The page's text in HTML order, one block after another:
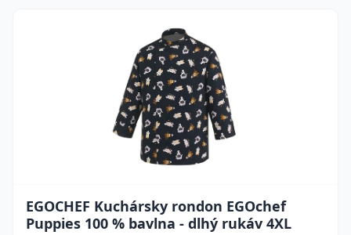
EGOCHEF Kuchársky rondon EGOchef
Puppies 100 % bavlna - dlhý rukáv 4XL